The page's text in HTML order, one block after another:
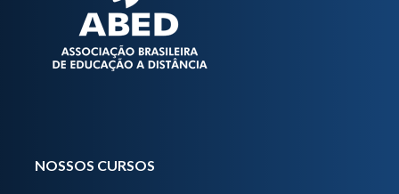
NOSSOS CURSOS